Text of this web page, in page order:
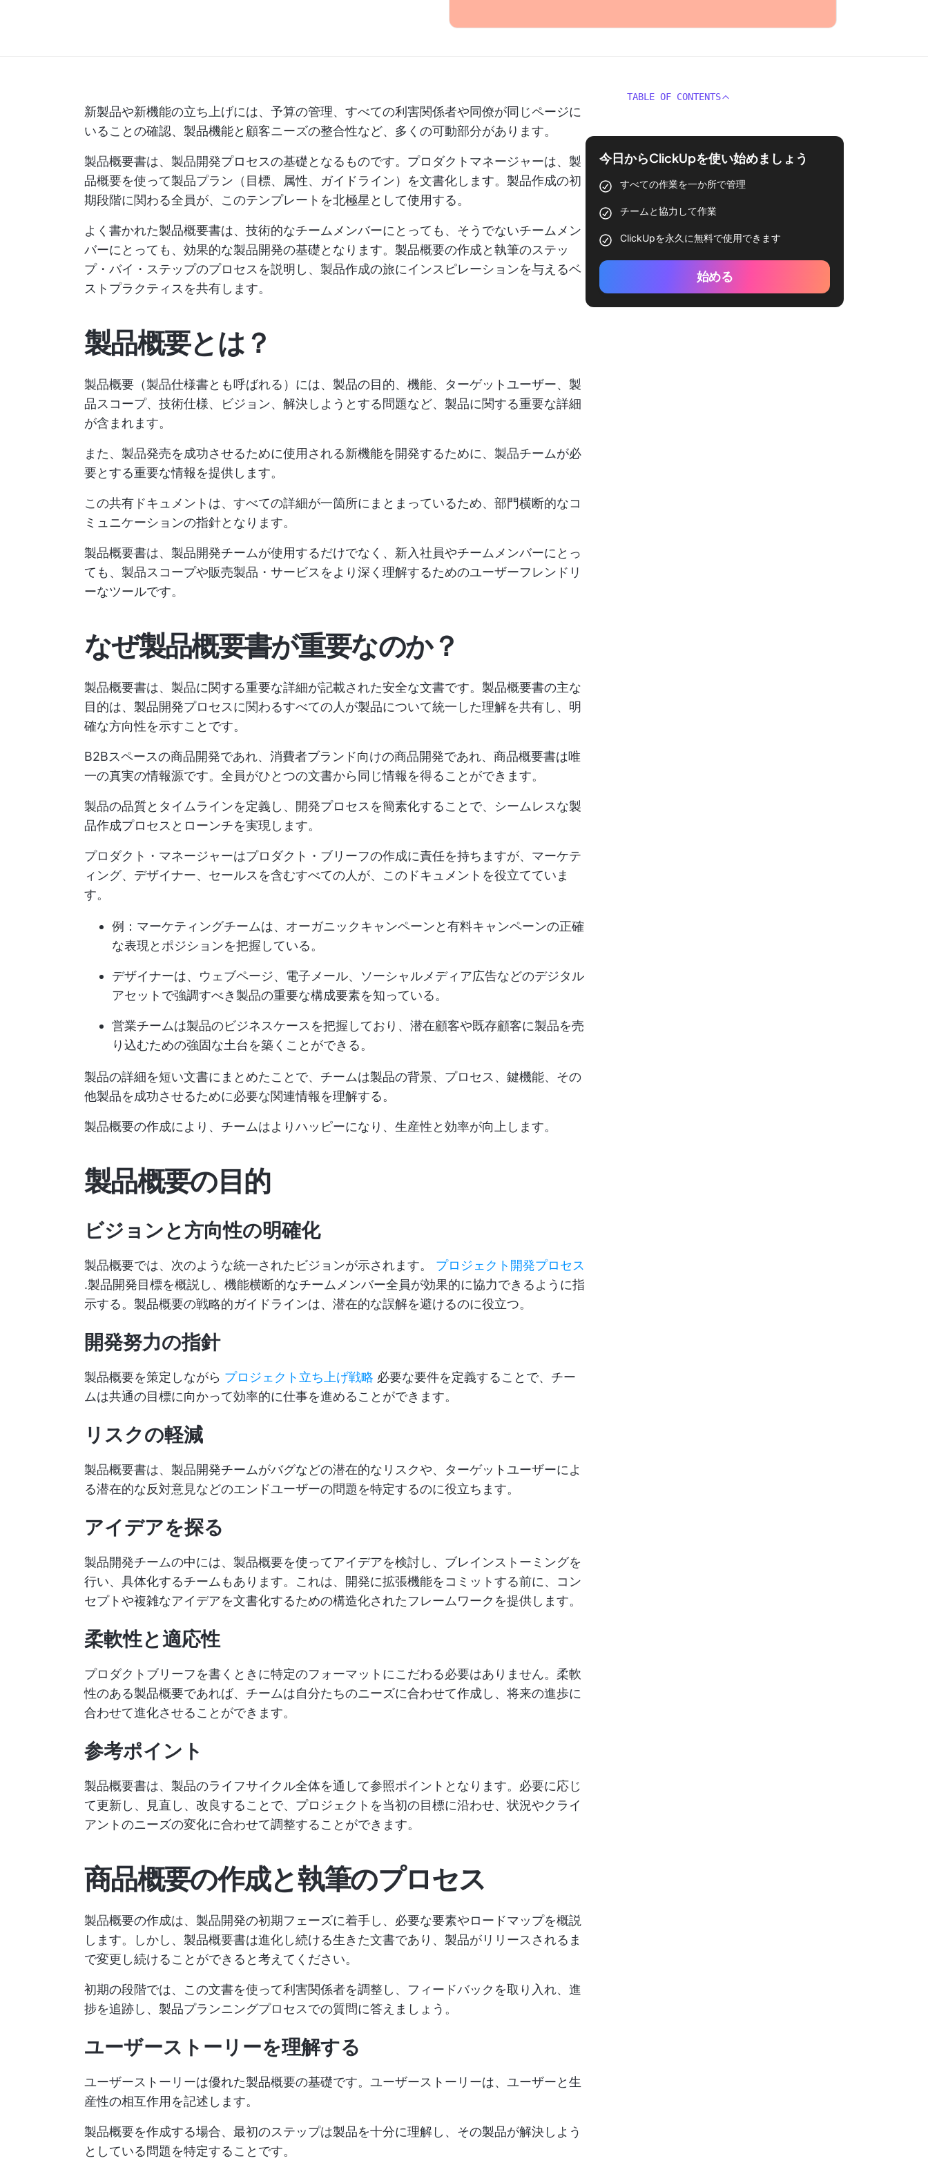
新製品や新機能の立ち上げには、予算の管理、すべての利害関係者や同僚が同じページに
いることの確認、製品機能と顧客ニーズの整合性など、多くの可動部分があります。
製品概要書は、製品開発プロセスの基礎となるものです。プロダクトマネージャーは、製
品概要を使って製品プラン（目標、属性、ガイドライン）を文書化します。製品作成の初
期段階に関わる全員が、このテンプレートを北極星として使用する。
よく書かれた製品概要書は、技術的なチームメンバーにとっても、そうでないチームメン
バーにとっても、効果的な製品開発の基礎となります。製品概要の作成と執筆のステッ
プ・バイ・ステップのプロセスを説明し、製品作成の旅にインスピレーションを与えるベ
ストプラクティスを共有します。
製品概要とは？
製品概要（製品仕様書とも呼ばれる）には、製品の目的、機能、ターゲットユーザー、製
品スコープ、技術仕様、ビジョン、解決しようとする問題など、製品に関する重要な詳細
が含まれます。
また、製品発売を成功させるために使用される新機能を開発するために、製品チームが必
要とする重要な情報を提供します。
この共有ドキュメントは、すべての詳細が一箇所にまとまっているため、部門横断的なコ
ミュニケーションの指針となります。
製品概要書は、製品開発チームが使用するだけでなく、新入社員やチームメンバーにとっ
ても、製品スコープや販売製品・サービスをより深く理解するためのユーザーフレンドリ
ーなツールです。
なぜ製品概要書が重要なのか？
製品概要書は、製品に関する重要な詳細が記載された安全な文書です。製品概要書の主な
目的は、製品開発プロセスに関わるすべての人が製品について統一した理解を共有し、明
確な方向性を示すことです。
B2Bスペースの商品開発であれ、消費者ブランド向けの商品開発であれ、商品概要書は唯
一の真実の情報源です。全員がひとつの文書から同じ情報を得ることができます。
製品の品質とタイムラインを定義し、開発プロセスを簡素化することで、シームレスな製
品作成プロセスとローンチを実現します。
プロダクト・マネージャーはプロダクト・ブリーフの作成に責任を持ちますが、マーケテ
ィング、デザイナー、セールスを含むすべての人が、このドキュメントを役立てていま
す。
例：マーケティングチームは、オーガニックキャンペーンと有料キャンペーンの正確
な表現とポジションを把握している。
デザイナーは、ウェブページ、電子メール、ソーシャルメディア広告などのデジタル
アセットで強調すべき製品の重要な構成要素を知っている。
営業チームは製品のビジネスケースを把握しており、潜在顧客や既存顧客に製品を売
り込むための強固な土台を築くことができる。
製品の詳細を短い文書にまとめたことで、チームは製品の背景、プロセス、鍵機能、その
他製品を成功させるために必要な関連情報を理解する。
製品概要の作成により、チームはよりハッピーになり、生産性と効率が向上します。
製品概要の目的
ビジョンと方向性の明確化
製品概要では、次のような統一されたビジョンが示されます。 プロジェクト開発プロセス
.製品開発目標を概説し、機能横断的なチームメンバー全員が効果的に協力できるように指
示する。製品概要の戦略的ガイドラインは、潜在的な誤解を避けるのに役立つ。
開発努力の指針
製品概要を策定しながら プロジェクト立ち上げ戦略 必要な要件を定義することで、チー
ムは共通の目標に向かって効率的に仕事を進めることができます。
リスクの軽減
製品概要書は、製品開発チームがバグなどの潜在的なリスクや、ターゲットユーザーによ
る潜在的な反対意見などのエンドユーザーの問題を特定するのに役立ちます。
アイデアを探る
製品開発チームの中には、製品概要を使ってアイデアを検討し、ブレインストーミングを
行い、具体化するチームもあります。これは、開発に拡張機能をコミットする前に、コン
セプトや複雑なアイデアを文書化するための構造化されたフレームワークを提供します。
柔軟性と適応性
プロダクトブリーフを書くときに特定のフォーマットにこだわる必要はありません。柔軟
性のある製品概要であれば、チームは自分たちのニーズに合わせて作成し、将来の進歩に
合わせて進化させることができます。
参考ポイント
製品概要書は、製品のライフサイクル全体を通して参照ポイントとなります。必要に応じ
て更新し、見直し、改良することで、プロジェクトを当初の目標に沿わせ、状況やクライ
アントのニーズの変化に合わせて調整することができます。
商品概要の作成と執筆のプロセス
製品概要の作成は、製品開発の初期フェーズに着手し、必要な要素やロードマップを概説
します。しかし、製品概要書は進化し続ける生きた文書であり、製品がリリースされるま
で変更し続けることができると考えてください。
初期の段階では、この文書を使って利害関係者を調整し、フィードバックを取り入れ、進
捗を追跡し、製品プランニングプロセスでの質問に答えましょう。
ユーザーストーリーを理解する
ユーザーストーリーは優れた製品概要の基礎です。ユーザーストーリーは、ユーザーと生
産性の相互作用を記述します。
製品概要を作成する場合、最初のステップは製品を十分に理解し、その製品が解決しよう
としている問題を特定することです。
TABLE OF CONTENTS
今日からClickUpを使い始めましょう
すべての作業を一か所で管理
チームと協力して作業
ClickUpを永久に無料で使用できます
始める